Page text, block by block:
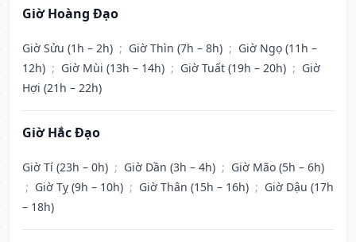
Giờ Hoàng Đạo
Giờ Sửu (1h – 2h) ; Giờ Thìn (7h – 8h) ; Giờ Ngọ (11h –
12h) ; Giờ Mùi (13h – 14h) ; Giờ Tuất (19h – 20h) ; Giờ
Hợi (21h – 22h)
Giờ Hắc Đạo
Giờ Tí (23h – 0h) ; Giờ Dần (3h – 4h) ; Giờ Mão (5h – 6h)
; Giờ Tỵ (9h – 10h) ; Giờ Thân (15h – 16h) ; Giờ Dậu (17h
– 18h)